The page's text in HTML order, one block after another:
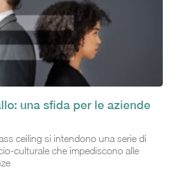
una sfida per le aziende
ceiling si intendono una serie di
culturale che impediscono alle